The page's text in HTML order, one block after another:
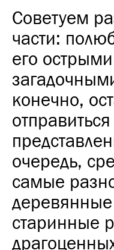
Советуем
части:
его
конечно,
очередь,
самые
старинные